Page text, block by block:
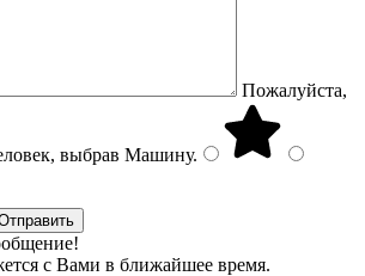
Пожалуйста,
выбрав Машину.
с Вами в ближайшее время.